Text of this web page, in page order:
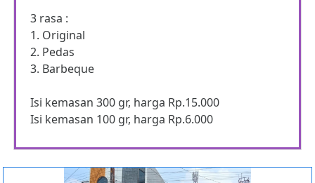
3 rasa :
1. Original
2. Pedas
3. Barbeque
Isi kemasan 300 gr, harga Rp.15.000
Isi kemasan 100 gr, harga Rp.6.000